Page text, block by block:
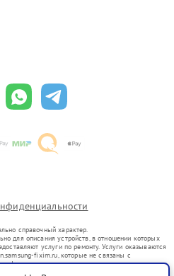
справочный характер.
для описания устройств, в отношении которых
услуги по ремонту. Услуги оказываются
fixim.ru, которые не связаны с
официальными представителями.
в гражданский оборот в соответствии